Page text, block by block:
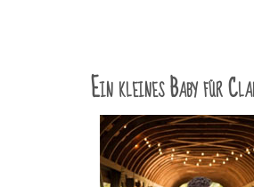
Ein kleines Baby für